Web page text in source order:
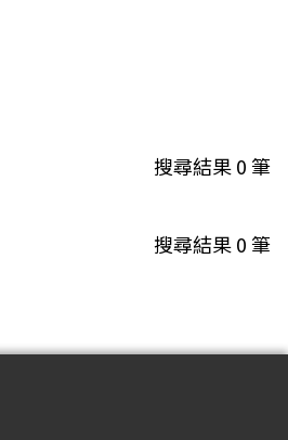
搜尋結果0筆
搜尋結果0筆